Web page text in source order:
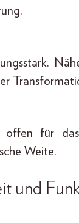
offen für
Weite.
und